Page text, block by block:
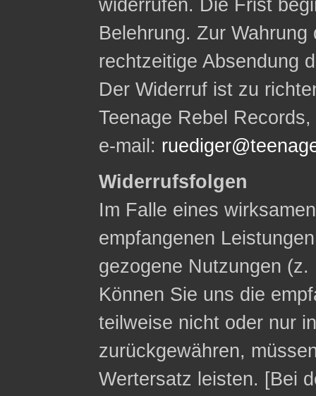
widerrufen. Die Frist
Belehrung. Zur
rechtzeitige Absendung
Der Widerruf ist zu
Teenage Rebel
e-mail:
Widerrufsfolgen
Im Falle eines
empfangenen
gezogene Nutzungen
Können Sie uns die
teilweise nicht oder nur
zurückgewähren,
Wertersatz leisten. [Bei